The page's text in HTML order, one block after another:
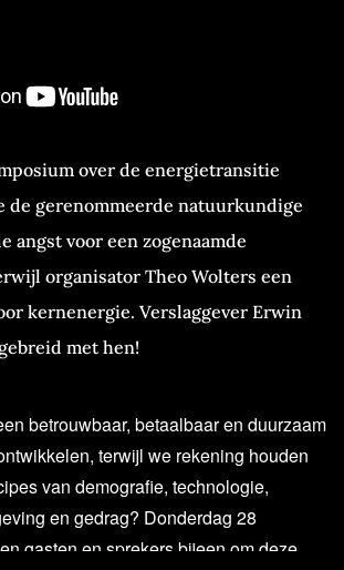
over de energietransitie
de gerenommeerde natuurkundige
angst voor een zogenaamde
organisator Theo Wolters een
kernenergie. Verslaggever Erwin
met hen!
betrouwbaar, betaalbaar en duurzaam
terwijl we rekening houden
van demografie, technologie,
en gedrag? Donderdag 28
gasten en sprekers bijeen om deze